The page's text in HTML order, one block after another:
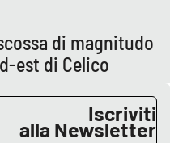
di magnitudo
est di Celico
Iscriviti
alla Newsletter